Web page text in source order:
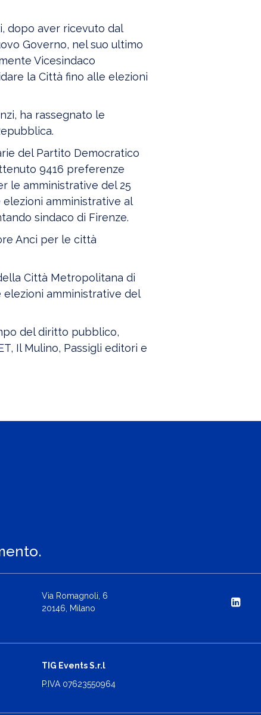
dopo aver ricevuto dal
Governo, nel suo ultimo
Vicesindaco
la Città fino alle elezioni
ha rassegnato le
del Partito Democratico
9416 preferenze
le amministrative del 25
elezioni amministrative al
sindaco di Firenze.
Anci per le città
Città Metropolitana di
amministrative del
del diritto pubblico,
Il Mulino, Passigli editori e
Via Romagnoli, 6
20146, Milano
TIG Events S.r.l
P.IVA 07623550964